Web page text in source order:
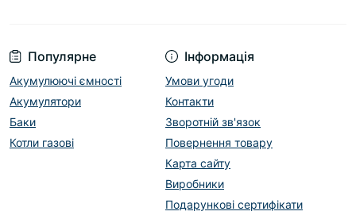
Популярне
Акумулюючі ємності
Акумулятори
Баки
Котли газові
Інформація
Умови угоди
Контакти
Зворотній зв'язок
Повернення товару
Карта сайту
Виробники
Подарункові сертифікати